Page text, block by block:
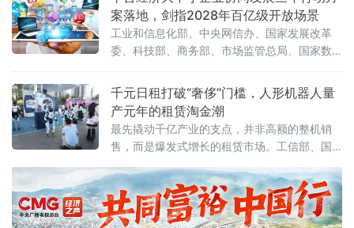
点题文章，直指核心之问：大模型收费，合理
吗？答案藏在一组令人咋舌的数字里。一、账
单爆发：日均140万亿
案落地，剑指2028年百亿级开放场景
工业和信息化部、中央网信办、国家发展改革
委、科技部、商务部、市场监管总局、国家数
业协同发展行动方案（2026—2028年）》（工
信部联信管〔2026〕119号），以系统性制度
设计打通大中小企业融通堵点，为平台经济转
型升级按下"加速键"。关键数据亮眼：三批清
单、百个试点、六十个场景方案明确，到2028
年，平台经济大中小企业协同发
千元日租打破“奢侈”门槛，人形机器人量
产元年的租赁淘金潮
最先撬动千亿产业的支点，并非高额的整机销
售，而是爆发式增长的租赁市场。工信部、国
2026年度人形机器人与具身智能实